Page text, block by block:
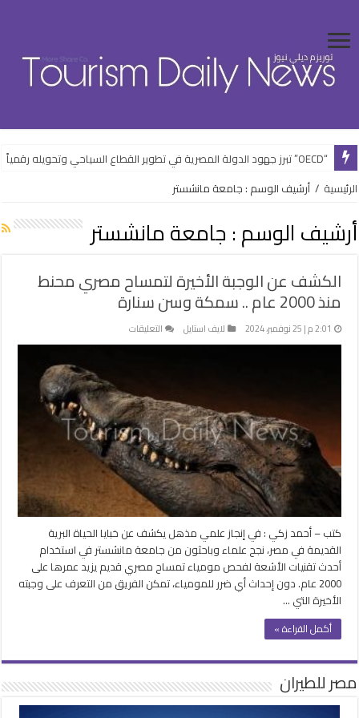
“OECD” تبرز جهود الدولة المصرية في تطوير القطاع السياحي وتحويله رقمياً
الرئيسية / أرشيف الوسم : جامعة مانشستر
أرشيف الوسم : جامعة مانشستر
الكشف عن الوجبة الأخيرة لتمساح مصري محنط
منذ 2000 عام .. سمكة وسن سنارة
2:01 م | 25 نوفمبر، 2024 لايف استايل التعليقات
الكشف
الأخيرة
لتمساح
مصري
محنط
منذ
2000
عام
..
سمكة
وسن
سنارة
مغلقة
كتب – أحمد زكي : في إنجاز علمي مذهل يكشف عن خبايا الحياة البرية
القديمة في مصر، نجح علماء وباحثون من جامعة مانشستر في استخدام
أحدث تقنيات الأشعة لفحص مومياء تمساح مصري قديم يزيد عمرها على
2000 عام. دون إحداث أي ضرر للمومياء، تمكن الفريق من التعرف على وجبته
الأخيرة التي …
أكمل القراءة »
مصر للطيران